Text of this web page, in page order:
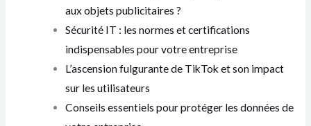
aux objets publicitaires ?
Sécurité IT : les normes et certifications
indispensables pour votre entreprise
L’ascension fulgurante de TikTok et son impact
sur les utilisateurs
Conseils essentiels pour protéger les données de